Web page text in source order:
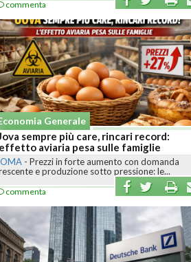
commenta
Generale
sempre più care, rincari record:
aviaria pesa sulle famiglie
- Prezzi in forte aumento con domanda
e produzione sotto pressione: le...
commenta